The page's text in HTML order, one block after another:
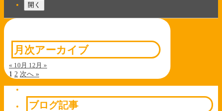
開く
月次アーカイブ
« 10月 12月 »
1 2 次へ »
ブログ記事